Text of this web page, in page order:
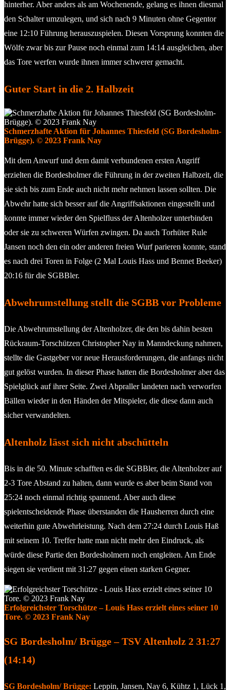
hinterher. Aber anders als am Wochenende, gelang es ihnen diesmal
den Schalter umzulegen, und sich nach 9 Minuten ohne Gegentor
eine 12:10 Führung herauszuspielen. Diesen Vorsprung konnten die
Wölfe zwar bis zur Pause noch einmal zum 14:14 ausgleichen, aber
das Tore werfen wurde ihnen immer schwerer gemacht.
Guter Start in die 2. Halbzeit
Schmerzhafte Aktion für Johannes Thiesfeld (SG Bordesholm-
Brügge). © 2023 Frank Nay
Mit dem Anwurf und dem damit verbundenen ersten Angriff
erzielten die Bordesholmer die Führung in der zweiten Halbzeit, die
sie sich bis zum Ende auch nicht mehr nehmen lassen sollten. Die
Abwehr hatte sich besser auf die Angriffsaktionen eingestellt und
konnte immer wieder den Spielfluss der Altenholzer unterbinden
oder sie zu schweren Würfen zwingen. Da auch Torhüter Rule
Jansen noch den ein oder anderen freien Wurf parieren konnte, stand
es nach drei Toren in Folge (2 Mal Louis Hass und Bennet Beeker)
20:16 für die SGBBler.
Abwehrumstellung stellt die SGBB vor Probleme
Die Abwehrumstellung der Altenholzer, die den bis dahin besten
Rückraum-Torschützen Christopher Nay in Manndeckung nahmen,
stellte die Gastgeber vor neue Herausforderungen, die anfangs nicht
gut gelöst wurden. In dieser Phase hatten die Bordesholmer aber das
Spielglück auf ihrer Seite. Zwei Abpraller landeten nach verworfen
Bällen wieder in den Händen der Mitspieler, die diese dann auch
sicher verwandelten.
Altenholz lässt sich nicht abschütteln
Bis in die 50. Minute schafften es die SGBBler, die Altenholzer auf
2-3 Tore Abstand zu halten, dann wurde es aber beim Stand von
25:24 noch einmal richtig spannend. Aber auch diese
spielentscheidende Phase überstanden die Hausherren durch eine
weiterhin gute Abwehrleistung. Nach dem 27:24 durch Louis Haß
mit seinem 10. Treffer hatte man nicht mehr den Eindruck, als
würde diese Partie den Bordesholmern noch entgleiten. Am Ende
siegen sie verdient mit 31:27 gegen einen starken Gegner.
Erfolgreichster Torschütze – Louis Hass erzielt eines seiner 10
Tore. © 2023 Frank Nay
SG Bordesholm/ Brügge – TSV Altenholz 2 31:27
(14:14)
SG Bordesholm/ Brügge: Leppin, Jansen, Nay 6, Kühtz 1, Lück 1,